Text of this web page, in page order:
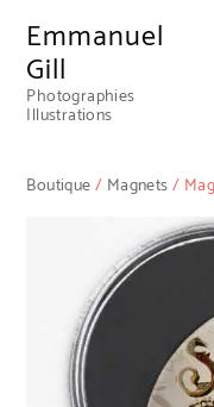
Emmanuel
Gill
Photographies
Illustrations
Boutique/ Magnets/